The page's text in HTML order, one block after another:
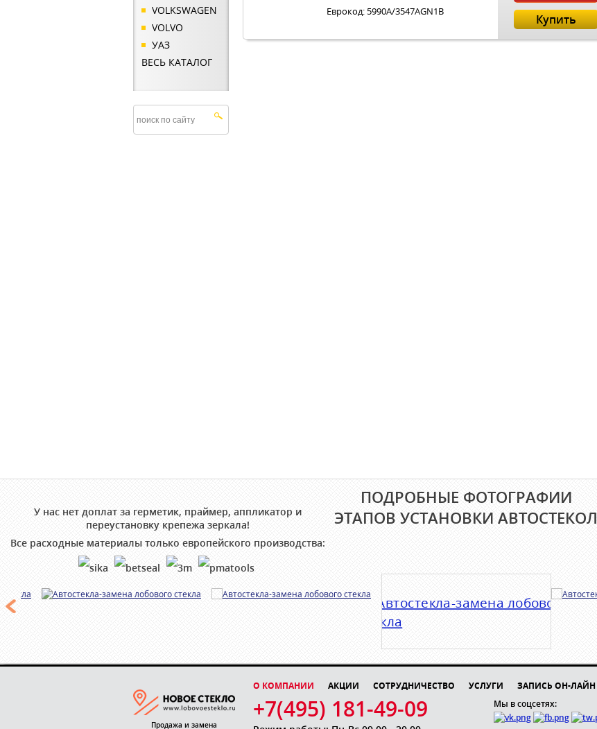
VOLKSWAGEN
VOLVO
УАЗ
ВЕСЬ КАТАЛОГ
Еврокод: 5990A/3547AGN1B
Купить
У нас нет доплат за герметик, праймер, аппликатор и
переустановку крепежа зеркала!
Все расходные материалы только европейского производства:
ПОДРОБНЫЕ ФОТОГРАФИИ
ЭТАПОВ УСТАНОВКИ АВТОСТЕКОЛ
Продажа и замена
О КОМПАНИИ АКЦИИ СОТРУДНИЧЕСТВО УСЛУГИ ЗАПИСЬ ОН-ЛАЙН
+7(495) 181-49-09 Мы в соцсетях: